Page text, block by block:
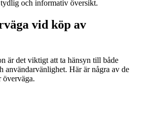
och informativ översikt.
vid köp av
är det viktigt att ta hänsyn till både
användarvänlighet. Här är några av de
överväga.